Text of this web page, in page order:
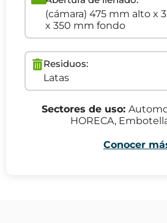
(cámara) 475 mm alto x
x 350 mm fondo
Residuos:
Latas
Sectores de uso:
HORECA,
Conocer